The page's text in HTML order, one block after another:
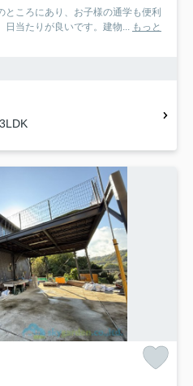
ころにあり、お子様の通学も便利
日当たりが良いです。建物... もっと